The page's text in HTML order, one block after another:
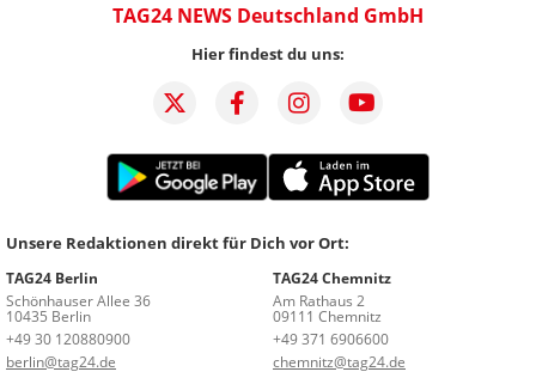
TAG24 NEWS Deutschland GmbH
Hier findest du uns:
Unsere Redaktionen direkt für Dich vor Ort:
TAG24 Berlin
Schönhauser Allee 36
10435 Berlin
+49 30 120880900
berlin@tag24.de
TAG24 Chemnitz
Am Rathaus 2
09111 Chemnitz
+49 371 6906600
chemnitz@tag24.de